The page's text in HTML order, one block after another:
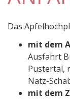
Das
mit dem
Ausfahrt
Pustertal,
Natz-
mit dem